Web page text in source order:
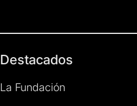
Destacados
La Fundación